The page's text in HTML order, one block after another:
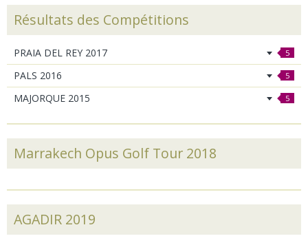
Résultats des Compétitions
PRAIA DEL REY 2017 5
PALS 2016 5
MAJORQUE 2015 5
Marrakech Opus Golf Tour 2018
AGADIR 2019